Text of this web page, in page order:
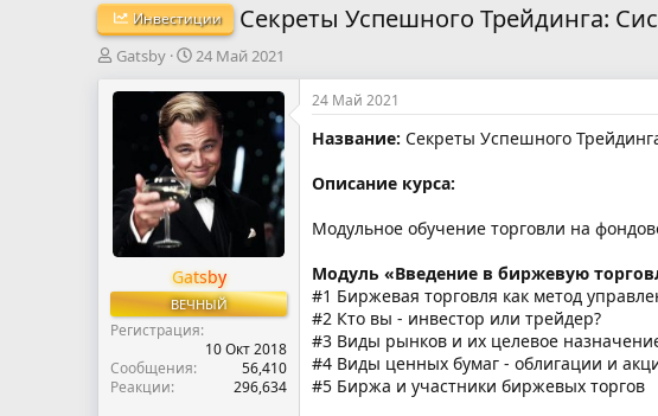
Инвестиции Секреты Успешного Трейдинга:
А
т
м
ы
Gatsby
Д
т
а
н
а
ч
а
л
24 Май 2021
Gatsby
ВЕЧНЫЙ
Регистрация
10 Окт 2018
Сообщения
56,410
Реакции
296,634
24 Май 2021
Название: Секреты Успешного
Описание курса:
Модульное обучение торговли на
Модуль «Введение в биржевую
#1 Биржевая торговля как метод
#2 Кто вы - инвестор или трейдер?
#3 Виды рынков и их целевое
#4 Виды ценных бумаг - облигации и
#5 Биржа и участники биржевых торгов